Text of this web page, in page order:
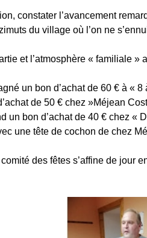
constater l’avancement
du village où l’on ne
et l’atmosphère « familiale
un bon d’achat de 60 € à « 8
de 50 € chez »Méjean
un bon d’achat de 40 € chez «
une tête de cochon de chez
des fêtes s’affine de jour